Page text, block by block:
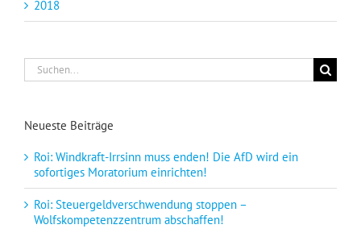
2018
Suche
nach:
Neueste Beiträge
Roi: Windkraft-Irrsinn muss enden! Die AfD wird ein
sofortiges Moratorium einrichten!
Roi: Steuergeldverschwendung stoppen –
Wolfskompetenzzentrum abschaffen!